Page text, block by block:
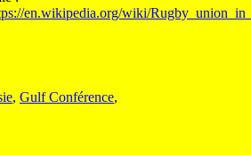
en.wikipedia.org/wiki/
, Gulf Conférence,